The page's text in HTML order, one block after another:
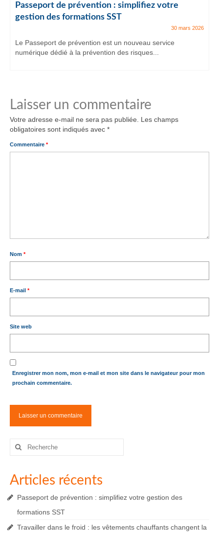
Passeport de prévention : simplifiez votre
gestion des formations SST
30 mars 2026
Le Passeport de prévention est un nouveau service
numérique dédié à la prévention des risques...
Laisser un commentaire
Votre adresse e-mail ne sera pas publiée.
Les champs
obligatoires sont indiqués avec *
Commentaire *
Nom *
E-mail *
Site web
Enregistrer mon nom, mon e-mail et mon site dans le navigateur pour mon
prochain commentaire.
Rechercher
Articles récents
Passeport de prévention : simplifiez votre gestion des
formations SST
Travailler dans le froid : les vêtements chauffants changent la